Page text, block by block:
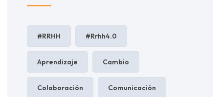
#RRHH #rrhh4.0
Aprendizaje Cambio
Colaboración Comunicación